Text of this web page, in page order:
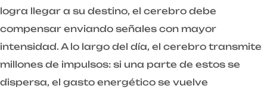
logra llegar a su destino, el cerebro debe
compensar enviando señales con mayor
intensidad. A lo largo del día, el cerebro transmite
millones de impulsos: si una parte de estos se
dispersa, el gasto energético se vuelve